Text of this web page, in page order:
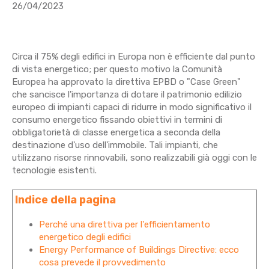
26/04/2023
Circa il 75% degli edifici in Europa non è efficiente dal punto
di vista energetico; per questo motivo la Comunità
Europea ha approvato la direttiva EPBD o "Case Green"
che sancisce l'importanza di dotare il patrimonio edilizio
europeo di impianti capaci di ridurre in modo significativo il
consumo energetico fissando obiettivi in termini di
obbligatorietà di classe energetica a seconda della
destinazione d'uso dell'immobile. Tali impianti, che
utilizzano risorse rinnovabili, sono realizzabili già oggi con le
tecnologie esistenti.
Indice della pagina
Perché una direttiva per l'efficientamento
energetico degli edifici
Energy Performance of Buildings Directive: ecco
cosa prevede il provvedimento